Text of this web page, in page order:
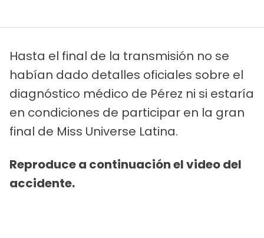
Hasta el final de la transmisión no se
habían dado detalles oficiales sobre el
diagnóstico médico de Pérez ni si estaría
en condiciones de participar en la gran
final de Miss Universe Latina.
Reproduce a continuación el video del
accidente.